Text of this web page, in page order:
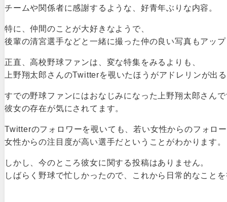
チームや関係者に感謝するような、好青年ぶりな内容。
特に、仲間のことが大好きなようで、
後輩の清宮選手などと一緒に撮った仲の良い写真もアッ
正直、高校野球ファンは、変な特集をみるよりも、
上野翔太郎さんのTwitterを覗いたほうがアドレリンが出
すでの野球ファンにはおなじみになった上野翔太郎さん
彼女の存在が気にされてます。
Twitterのフォロワーを覗いても、若い女性からのフォロ
女性からの注目度が高い選手だということがわかります。
しかし、今のところ彼女に関する投稿はありません。
しばらく野球で忙しかったので、これから日常的なこと